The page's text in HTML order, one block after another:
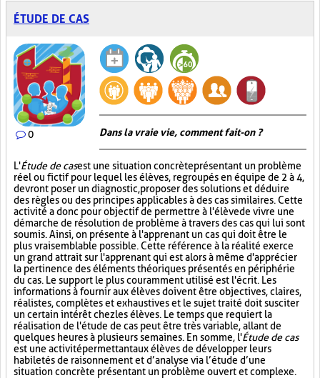
ÉTUDE DE CAS
0 Dans la vraie vie, comment fait-on ?
L'Étude de casest une situation concrète présentant un problème
réel ou fictif pour lequel les élèves, regroupés en équipe de 2 à 4,
devront poser un diagnostic, proposer des solutions et déduire
des règles ou des principes applicables à des cas similaires. Cette
activité a donc pour objectif de permettre à l'élève de vivre une
démarche de résolution de problème à travers des cas qui lui sont
soumis. Ainsi, on présente à l'apprenant un cas qui doit être le
plus vraisemblable possible. Cette référence à la réalité exerce
un grand attrait sur l'apprenant qui est alors à même d'apprécier
la pertinence des éléments théoriques présentés en périphérie
du cas. Le support le plus couramment utilisé est l'écrit. Les
informations à fournir aux élèves doivent être objectives, claires,
réalistes, complètes et exhaustives et le sujet traité doit susciter
un certain intérêt chez les élèves. Le temps que requiert la
réalisation de l'étude de cas peut être très variable, allant de
quelques heures à plusieurs semaines. En somme, l'Étude de cas
est une activité permettant aux élèves de développer leurs
habiletés de raisonnement et d’analyse via l’étude d’une
situation concrète présentant un problème ouvert et complexe.